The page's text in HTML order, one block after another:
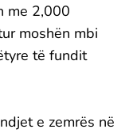
me 2,000
moshën mbi
të fundit
e zemrës në